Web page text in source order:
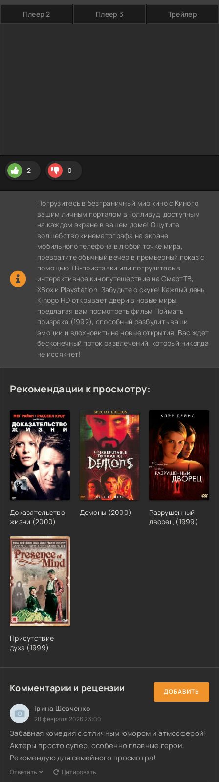
Плеер 2 Плеер 3 Трейлер
2 0
Погрузитесь в безграничный мир кино с Киного,
вашим личным порталом в Голливуд, доступным
на каждом экране в вашем доме! Ощутите
волшебство кинематографа на экране
мобильного телефона в любой точке мира,
превратите обычный вечер в премьерный показ с
помощью ТВ-приставки или погрузитесь в
интерактивное кинопутешествие на СмартТВ,
XBox и Playstation. Забудьте о скуке! Каждый день
Kinogo HD открывает двери в новые миры,
предлагая вам посмотреть фильм Поймать
призрака (1992), способный разбудить ваши
эмоции и вдохновить на новые открытия. Вас ждет
бесконечный поток развлечений, который никогда
не иссякнет!
Рекомендации к просмотру:
Доказательство
жизни (2000)
Демоны (2000)
Разрушенный
дворец (1999)
Присутствие
духа (1999)
Комментарии и рецензии ДОБАВИТЬ
Ірина Шевченко
28 февраля 2026 23:00
Забавная комедия с отличным юмором и атмосферой!
Актёры просто супер, особенно главные герои.
Рекомендую для семейного просмотра!
Ответить Цитировать